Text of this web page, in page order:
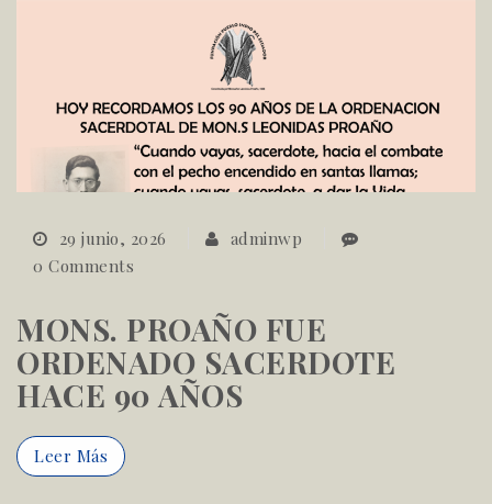
29 junio, 2026
adminwp
0 Comments
MONS. PROAÑO FUE
ORDENADO SACERDOTE
HACE 90 AÑOS
Leer Más